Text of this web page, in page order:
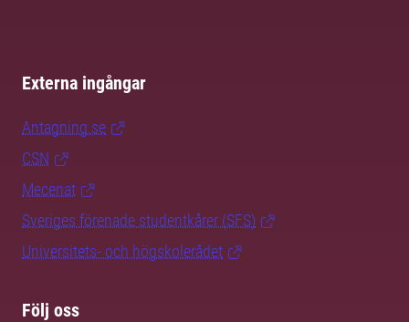
Externa ingångar
Antagning.se
CSN
Mecenat
Sveriges förenade studentkårer (SFS)
Universitets- och högskolerådet
Följ oss